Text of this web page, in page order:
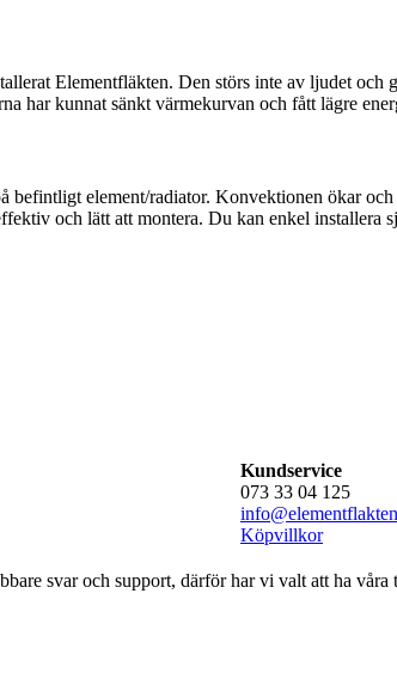
Elementfläkten. Den störs inte av ljudet och
har kunnat sänkt värmekurvan och fått lägre
befintligt element/radiator. Konvektionen ökar
och lätt att montera. Du kan enkel
Kundservice
073 33 04 125
Köpvillkor
svar och support, därför har vi valt att ha